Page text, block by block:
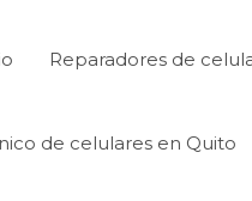
Reparadores de
de celulares en Quito